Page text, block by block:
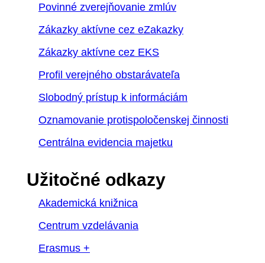
Povinné zverejňovanie zmlúv
Zákazky aktívne cez eZakazky
Zákazky aktívne cez EKS
Profil verejného obstarávateľa
Slobodný prístup k informáciám
Oznamovanie protispoločenskej činnosti
Centrálna evidencia majetku
Užitočné odkazy
Akademická knižnica
Centrum vzdelávania
Erasmus +